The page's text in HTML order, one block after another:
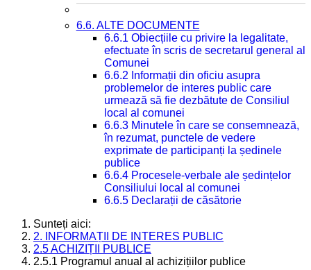
6.6. ALTE DOCUMENTE
6.6.1 Obiecțiile cu privire la legalitate,
efectuate în scris de secretarul general al
Comunei
6.6.2 Informații din oficiu asupra
problemelor de interes public care
urmează să fie dezbătute de Consiliul
local al comunei
6.6.3 Minutele în care se consemnează,
în rezumat, punctele de vedere
exprimate de participanți la ședinele
publice
6.6.4 Procesele-verbale ale ședințelor
Consiliului local al comunei
6.6.5 Declarații de căsătorie
Sunteți aici:
2. INFORMAȚII DE INTERES PUBLIC
2.5 ACHIZIȚII PUBLICE
2.5.1 Programul anual al achizițiilor publice